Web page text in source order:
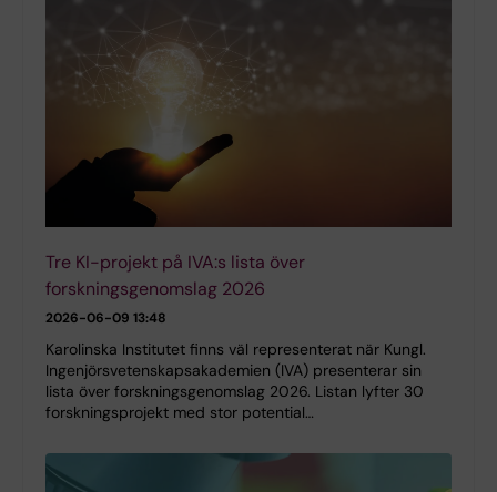
Tre KI-projekt på IVA:s lista över
forskningsgenomslag 2026
2026-06-09 13:48
Karolinska Institutet finns väl representerat när Kungl.
Ingenjörsvetenskapsakademien (IVA) presenterar sin
lista över forskningsgenomslag 2026. Listan lyfter 30
forskningsprojekt med stor potential…